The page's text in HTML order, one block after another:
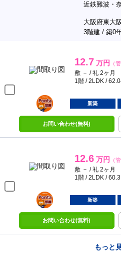
近鉄難波・
大阪府東大
3階建 / 築0
12.7 万円 （
敷 － / 礼 2ヶ月
1階 / 2LDK /
ポンタ
部屋
新築
お問い合わせ(無料)
12.6 万円 （
敷 － / 礼 2ヶ月
1階 / 2LDK / 60.3
ポンタ
部屋
新築
お問い合わせ(無料)
もっと